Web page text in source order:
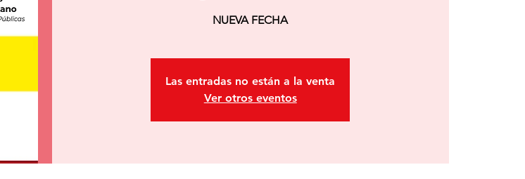
NUEVA FECHA
Las entradas no están a la venta
Ver otros eventos